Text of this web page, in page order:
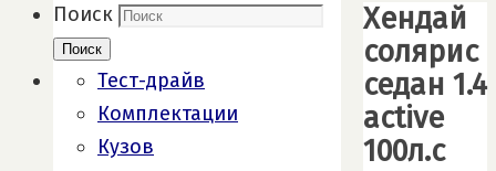
Хендай
солярис
седан 1.4
active
100л.с
Поиск
Поиск
Тест-драйв
Комплектации
Кузов